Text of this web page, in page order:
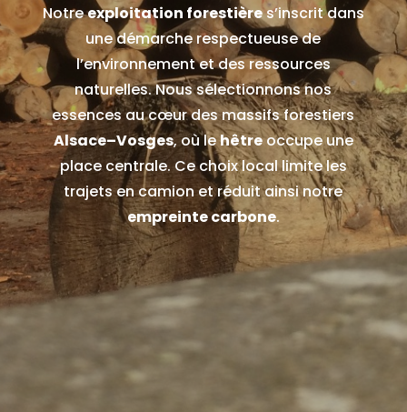
Notreexploitation forestières’inscrit dans
une démarche respectueuse de
l’environnement et des ressources
naturelles. Nous sélectionnons nos
essences au cœur des massifs forestiers
Alsace–Vosges, où lehêtreoccupe une
place centrale. Ce choix local limite les
trajets en camion et réduit ainsi notre
empreinte carbone.